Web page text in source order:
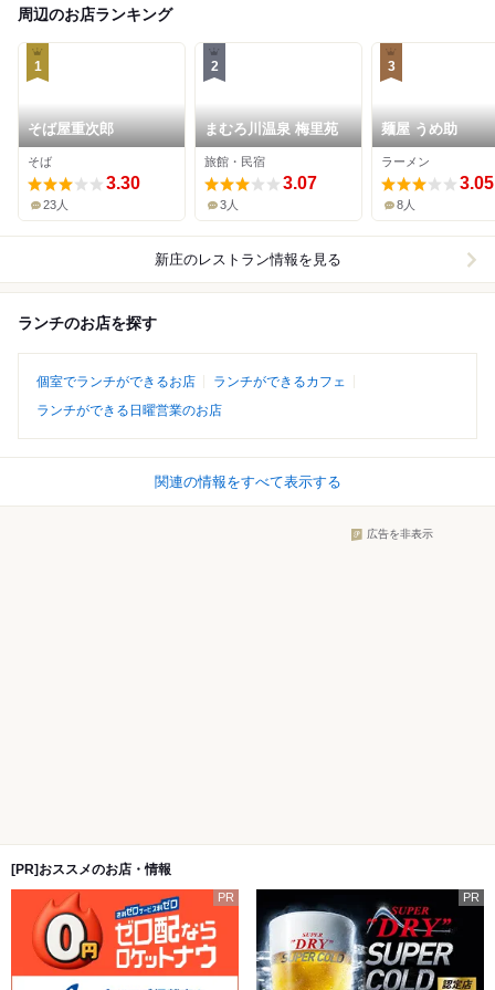
周辺のお店ランキング
1
そば屋重次郎
そば
3.30
23人
2
まむろ川温泉 梅里苑
旅館・民宿
3.07
3人
3
麺屋 うめ助
ラーメン
3.05
8人
新庄のレストラン情報を見る
ランチのお店を探す
個室でランチができるお店
ランチができるカフェ
ランチができる日曜営業のお店
関連の情報をすべて表示する
広告を非表示
[PR]おススメのお店・情報
PR PR